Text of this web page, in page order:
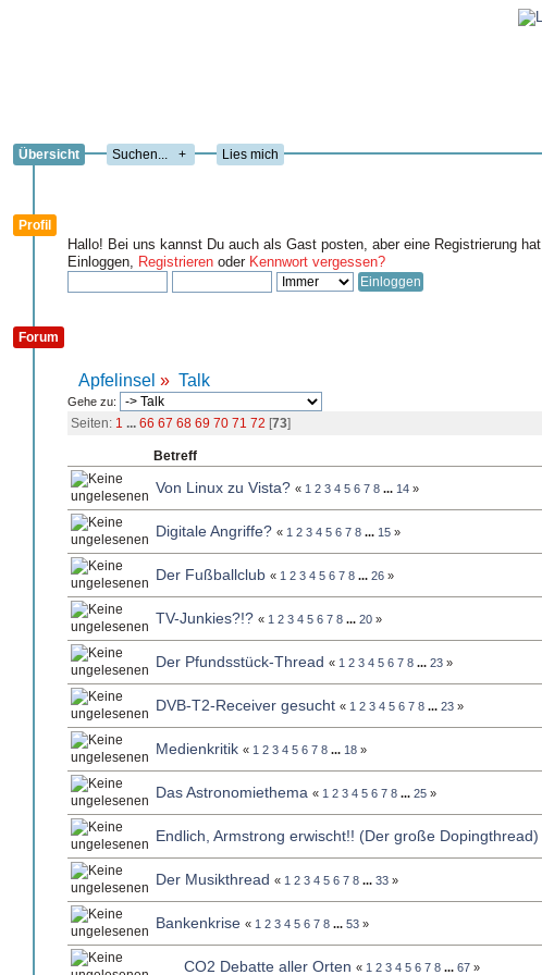
Übersicht + Lies mich
Profil
Hallo! Bei uns kannst Du auch als Gast posten, aber eine Registrierung hat
Einloggen, Registrieren oder Kennwort vergessen?
Forum
Apfelinsel » Talk
Gehe zu:
Seiten: 1 ... 66 67 68 69 70 71 72 [73]
Betreff
Von Linux zu Vista? « 1 2 3 4 5 6 7 8 ... 14 »
Digitale Angriffe? « 1 2 3 4 5 6 7 8 ... 15 »
Der Fußballclub « 1 2 3 4 5 6 7 8 ... 26 »
TV-Junkies?!? « 1 2 3 4 5 6 7 8 ... 20 »
Der Pfundsstück-Thread « 1 2 3 4 5 6 7 8 ... 23 »
DVB-T2-Receiver gesucht « 1 2 3 4 5 6 7 8 ... 23 »
Medienkritik « 1 2 3 4 5 6 7 8 ... 18 »
Das Astronomiethema « 1 2 3 4 5 6 7 8 ... 25 »
Endlich, Armstrong erwischt!! (Der große Dopingthread)
Der Musikthread « 1 2 3 4 5 6 7 8 ... 33 »
Bankenkrise « 1 2 3 4 5 6 7 8 ... 53 »
CO2 Debatte aller Orten « 1 2 3 4 5 6 7 8 ... 67 »